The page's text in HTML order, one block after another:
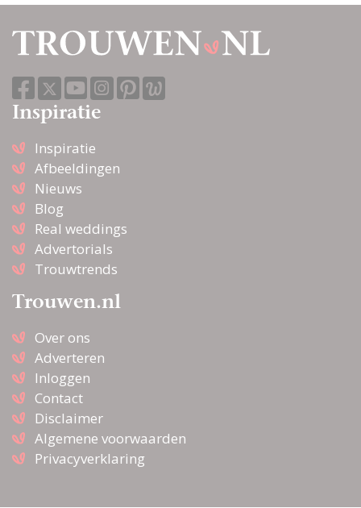
Inspiratie
Inspiratie
Afbeeldingen
Nieuws
Blog
Real weddings
Advertorials
Trouwtrends
Trouwen.nl
Over ons
Adverteren
Inloggen
Contact
Disclaimer
Algemene voorwaarden
Privacyverklaring